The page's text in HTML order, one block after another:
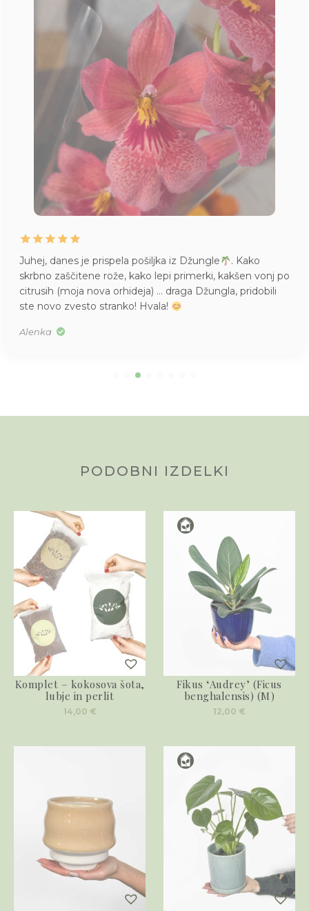
Juhej, danes je prispela pošiljka iz Džungle
. Kako
skrbno zaščitene rože, kako lepi primerki, kakšen vonj po
citrusih (moja nova orhideja) … draga Džungla, pridobili
ste novo zvesto stranko! Hvala!
Alenka
PODOBNI IZDELKI
Komplet – kokosova šota,
lubje in perlit
14,00 €
Fikus ‘Audrey’ (Ficus
benghalensis) (M)
12,00 €